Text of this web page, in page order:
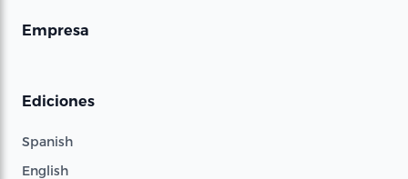
Empresa
Ediciones
Spanish
English